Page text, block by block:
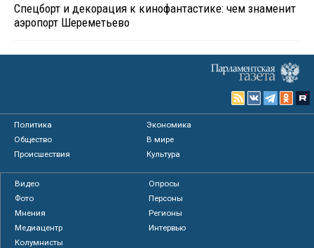
Спецборт и декорация к кинофантастике: чем знаменит
аэропорт Шереметьево
Политика
Экономика
Общество
В мире
Происшествия
Культура
Видео
Опросы
Фото
Персоны
Мнения
Регионы
Медиацентр
Интервью
Колумнисты